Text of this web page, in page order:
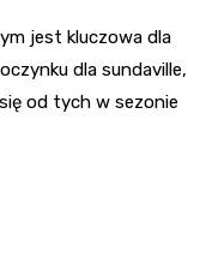
jest kluczowa dla
dla sundaville,
od tych w sezonie